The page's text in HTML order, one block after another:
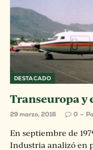
DESTACADO
Transeuropa y
29 marzo, 2016 0
En septiembre de
Industria analizó en